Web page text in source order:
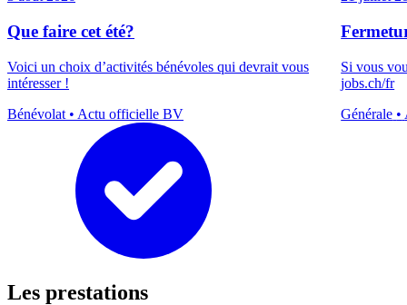
Que faire cet été?
Voici un choix d’activités bénévoles qui devrait vous
intéresser !
Bénévolat • Actu officielle BV
Si vous
jobs.ch/fr
Générale •
Les prestations